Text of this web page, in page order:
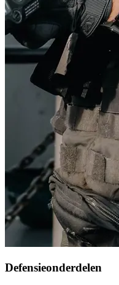
Defensieonderdelen